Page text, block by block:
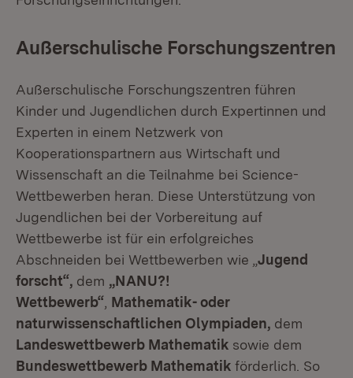
Außerschulische Forschungszentren
Außerschulische Forschungszentren führen
Kinder und Jugendlichen durch Expertinnen und
Experten in einem Netzwerk von
Kooperationspartnern aus Wirtschaft und
Wissenschaft an die Teilnahme bei Science-
Wettbewerben heran. Diese Unterstützung von
Jugendlichen bei der Vorbereitung auf
Wettbewerbe ist für ein erfolgreiches
Abschneiden bei Wettbewerben wie „ Jugend
forscht“, dem „NANU?!
Wettbewerb“ Mathematik- oder
naturwissenschaftlichen Olympiaden, dem
Landeswettbewerb Mathematik sowie dem
Bundeswettbewerb Mathematik förderlich. So